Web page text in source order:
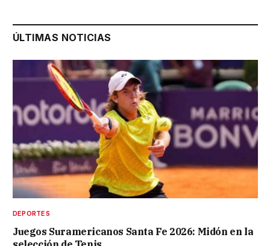
ÚLTIMAS NOTICIAS
DEPORTES
Juegos Suramericanos Santa Fe 2026: Midón en la